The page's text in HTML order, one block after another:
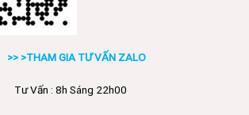
>> >THAM GIA TƯ VẤN ZALO
Tư Vấn : 8h Sáng 22h00